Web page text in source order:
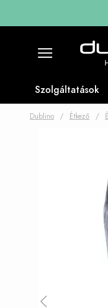
Szolgáltatások
Dublino / Étkező /